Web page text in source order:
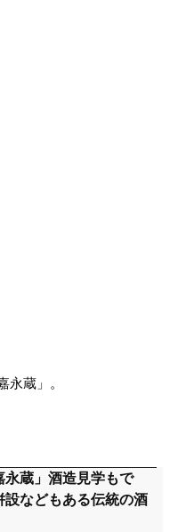
永蔵」。
蔵」酒造見学もで
設などもある伝統の酒